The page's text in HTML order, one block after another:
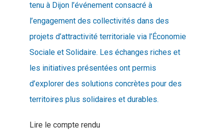
tenu à Dijon l’événement consacré à
l’engagement des collectivités dans des
projets d’attractivité territoriale via l’Économie
Sociale et Solidaire. Les échanges riches et
les initiatives présentées ont permis
d’explorer des solutions concrètes pour des
territoires plus solidaires et durables.
Lire le compte rendu